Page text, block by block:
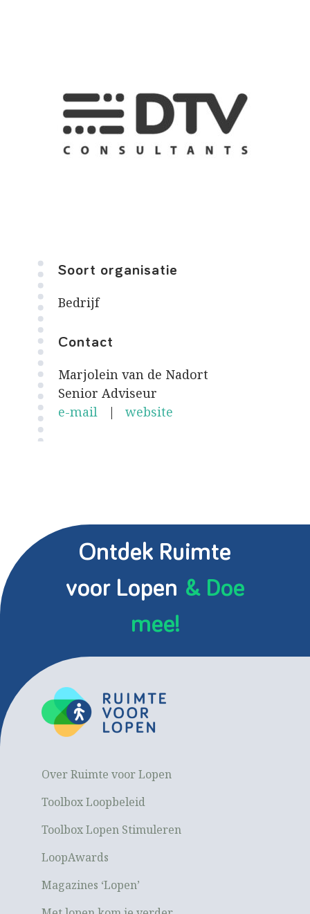
Soort organisatie
Bedrijf
Contact
Marjolein van de Nadort
Senior Adviseur
e-mail | website
Ontdek Ruimte
voor Lopen & Doe
mee!
Over Ruimte voor Lopen
Toolbox Loopbeleid
Toolbox Lopen Stimuleren
LoopAwards
Magazines ‘Lopen’